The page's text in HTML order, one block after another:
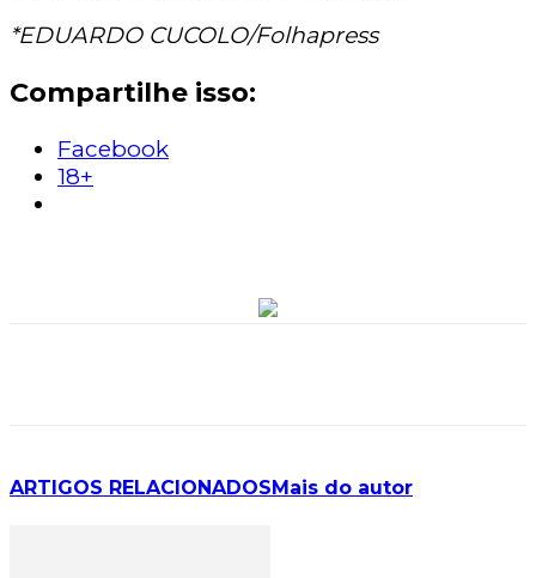
*EDUARDO CUCOLO/Folhapress
Compartilhe isso:
Facebook
18+
ARTIGOS RELACIONADOS Mais do autor